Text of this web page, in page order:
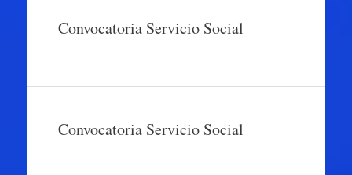
Convocatoria Servicio Social
Convocatoria Servicio Social